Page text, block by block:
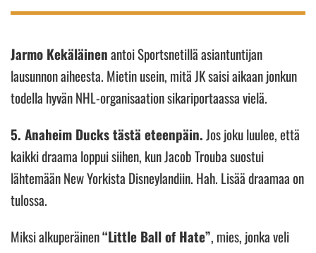
Jarmo Kekäläinenantoi Sportsnetillä asiantuntijan
lausunnon aiheesta. Mietin usein, mitä JK saisi aikaan jonkun
todella hyvän NHL-organisaation sikariportaassa vielä.
5. Anaheim Ducks tästä eteenpäin.Jos joku luulee, että
kaikki draama loppui siihen, kun Jacob Trouba suostui
lähtemään New Yorkista Disneylandiin. Hah. Lisää draamaa on
tulossa.
Miksi alkuperäinen“Little Ball of Hate”, mies, jonka veli